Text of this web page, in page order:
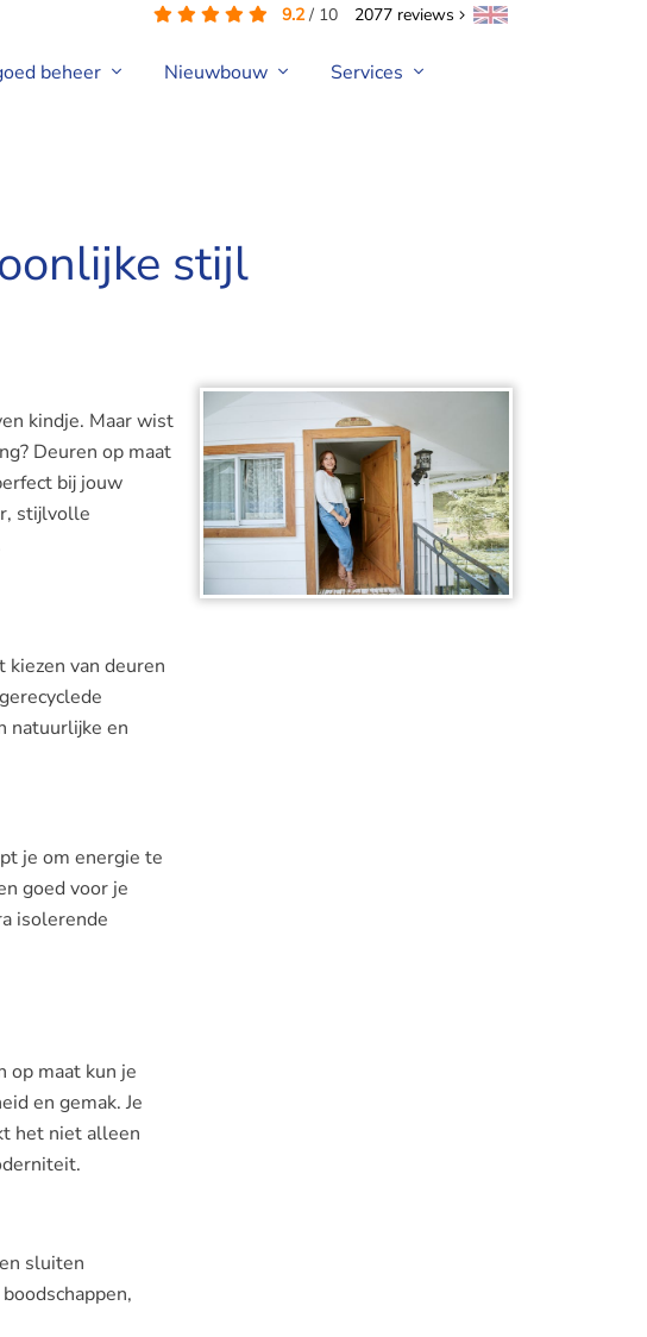
9.2/ 10 2077 reviews
beheer Nieuwbouw Services
stijl
kindje. Maar wist
Deuren op maat
bij jouw
stijlvolle
van deuren
natuurlijke en
je om energie te
goed voor je
isolerende
op maat kun je
en gemak. Je
het niet alleen
sluiten